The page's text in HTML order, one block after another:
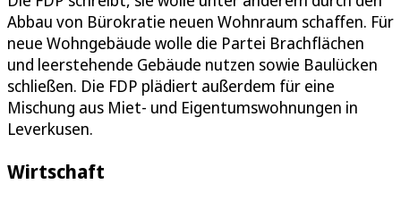
Abbau von Bürokratie neuen Wohnraum schaffen. Für
neue Wohngebäude wolle die Partei Brachflächen
und leerstehende Gebäude nutzen sowie Baulücken
schließen. Die FDP plädiert außerdem für eine
Mischung aus Miet- und Eigentumswohnungen in
Leverkusen.
Wirtschaft